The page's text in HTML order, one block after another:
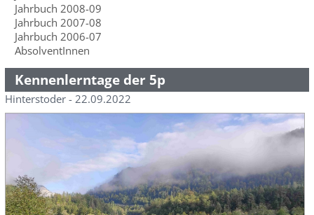
Jahrbuch 2008-09
Jahrbuch 2007-08
Jahrbuch 2006-07
AbsolventInnen
Kennenlerntage der 5p
Hinterstoder - 22.09.2022